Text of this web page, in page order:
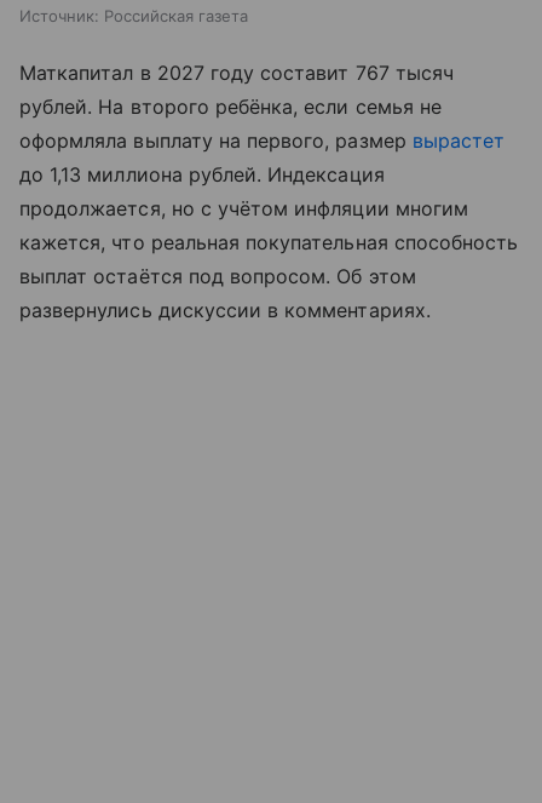
Источник: Российская газета
Маткапитал в 2027 году составит 767 тысяч
рублей. На второго ребёнка, если семья не
оформляла выплату на первого, размер вырастет
до 1,13 миллиона рублей. Индексация
продолжается, но с учётом инфляции многим
кажется, что реальная покупательная способность
выплат остаётся под вопросом. Об этом
развернулись дискуссии в комментариях.